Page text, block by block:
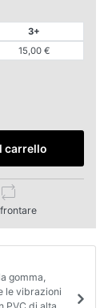
3+
15,00 €
carrello
gomma,
le vibrazioni